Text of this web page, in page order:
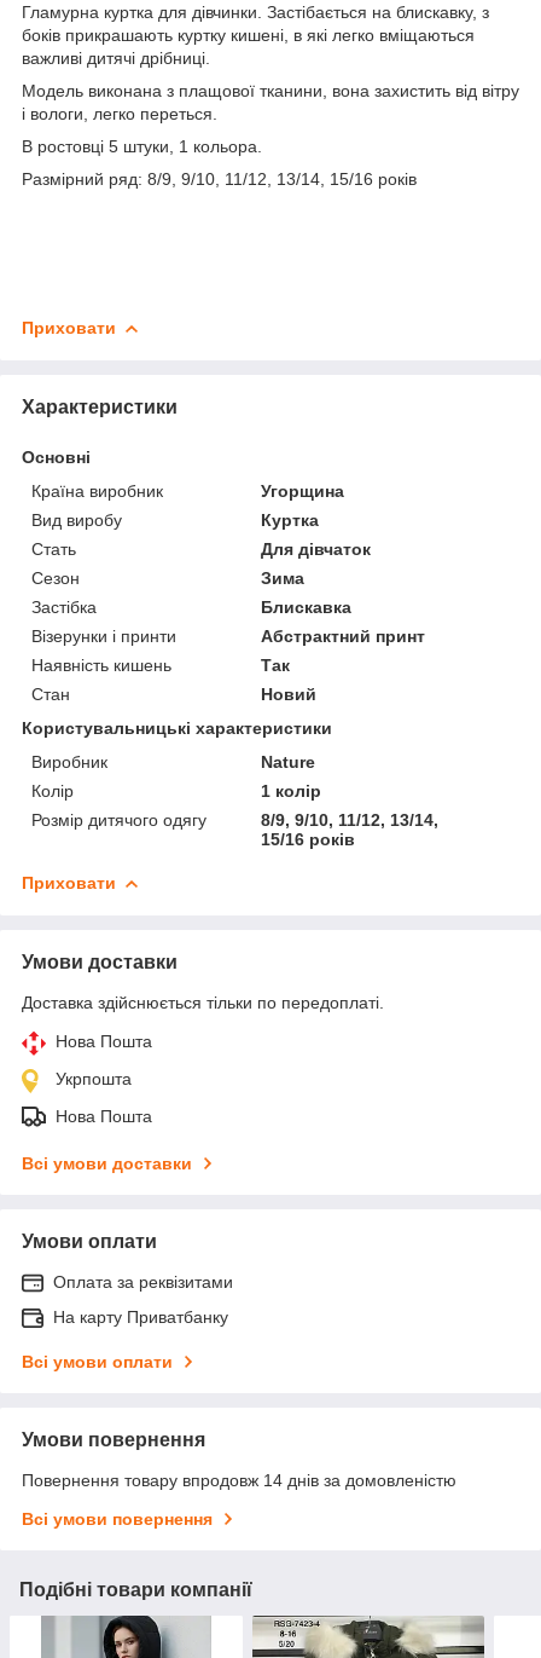
Гламурна куртка для дівчинки. Застібається на блискавку, з
боків прикрашають куртку кишені, в які легко вміщаються
важливі дитячі дрібниці.
Модель виконана з плащової тканини, вона захистить від вітру
і вологи, легко переться.
В ростовці 5 штуки, 1 кольора.
Размірний ряд: 8/9, 9/10, 11/12, 13/14, 15/16 років
Приховати
Характеристики
Основні
Країна виробник
Угорщина
Вид виробу
Куртка
Стать
Для дівчаток
Сезон
Зима
Застібка
Блискавка
Візерунки і принти
Абстрактний принт
Наявність кишень
Так
Стан
Новий
Користувальницькі характеристики
Виробник
Nature
Колір
1 колір
Розмір дитячого одягу
8/9, 9/10, 11/12, 13/14,
15/16 років
Приховати
Умови доставки
Доставка здійснюється тільки по передоплаті.
Нова Пошта
Укрпошта
Нова Пошта
Всі умови доставки
Умови оплати
Оплата за реквізитами
На карту Приватбанку
Всі умови оплати
Умови повернення
Повернення товару впродовж 14 днів за домовленістю
Всі умови повернення
Подібні товари компанії